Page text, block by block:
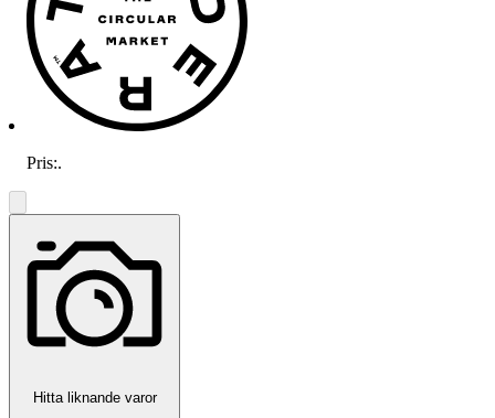
Pris:.
Hitta liknande varor